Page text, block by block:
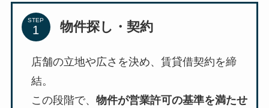
STEP 物件探し・契約
店舗の立地や広さを決め、賃貸借契約を締
結。
この段階で、 物件が営業許可の基準を満たせ